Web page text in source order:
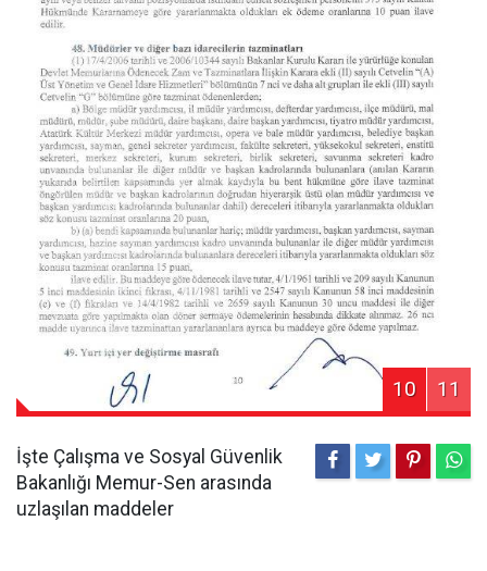
10 11
İşte Çalışma ve Sosyal Güvenlik
Bakanlığı Memur-Sen arasında
uzlaşılan maddeler